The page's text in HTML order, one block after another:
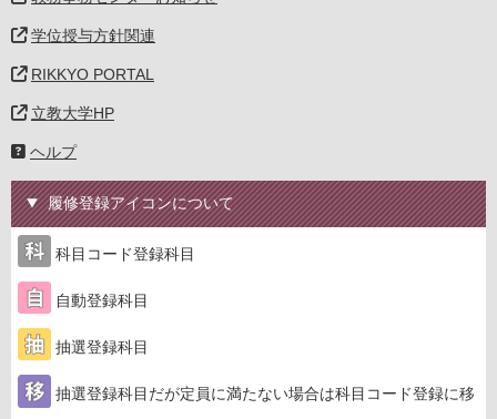
学位授与方針関連
RIKKYO PORTAL
立教大学HP
ヘルプ
履修登録アイコンについて
科目コード登録科目
自動登録科目
抽選登録科目
抽選登録科目だが定員に満たない場合は科目コード登録に移